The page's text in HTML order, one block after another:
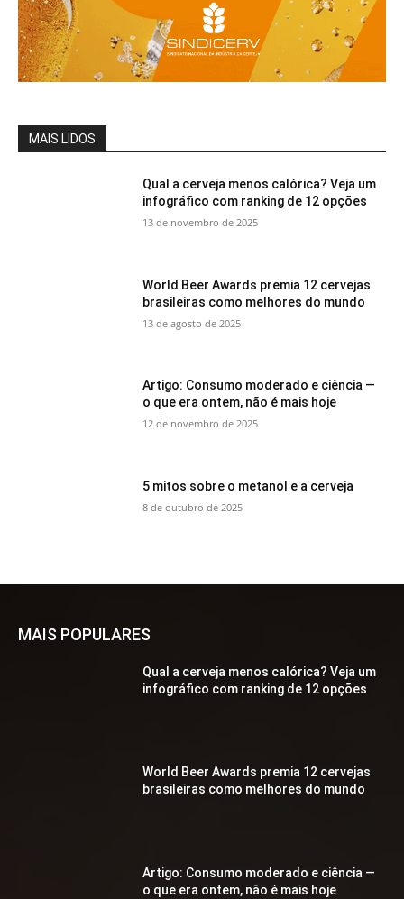
MAIS LIDOS
Qual a cerveja menos calórica? Veja um
infográfico com ranking de 12 opções
13 de novembro de 2025
World Beer Awards premia 12 cervejas
brasileiras como melhores do mundo
13 de agosto de 2025
Artigo: Consumo moderado e ciência —
o que era ontem, não é mais hoje
12 de novembro de 2025
5 mitos sobre o metanol e a cerveja
8 de outubro de 2025
MAIS POPULARES
Qual a cerveja menos calórica? Veja um
infográfico com ranking de 12 opções
World Beer Awards premia 12 cervejas
brasileiras como melhores do mundo
Artigo: Consumo moderado e ciência —
o que era ontem, não é mais hoje